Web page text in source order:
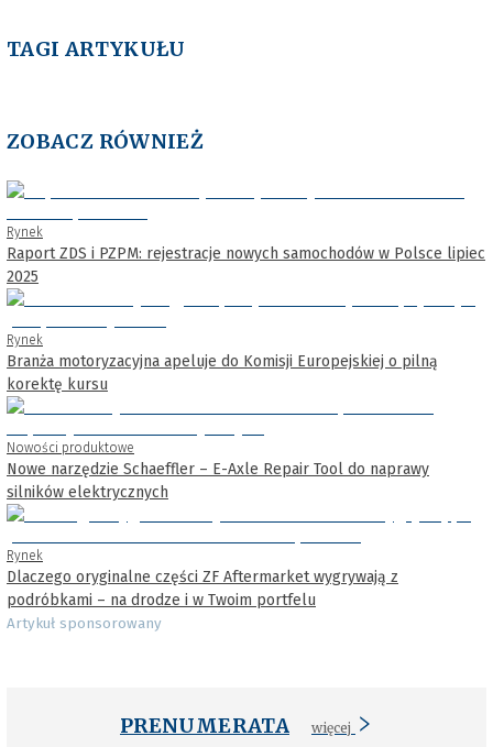
TAGI ARTYKUŁU
ZOBACZ RÓWNIEŻ
Rynek
Raport ZDS i PZPM: rejestracje nowych samochodów w Polsce lipiec
2025
Rynek
Branża motoryzacyjna apeluje do Komisji Europejskiej o pilną
korektę kursu
Nowości produktowe
Nowe narzędzie Schaeffler – E-Axle Repair Tool do naprawy
silników elektrycznych
Rynek
Dlaczego oryginalne części ZF Aftermarket wygrywają z
podróbkami – na drodze i w Twoim portfelu
Artykuł sponsorowany
PRENUMERATA więcej